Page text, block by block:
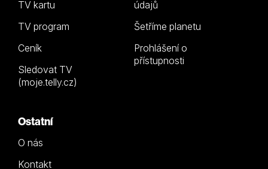
TV kartu
TV program
Ceník
Sledovat TV
(moje.telly.cz)
údajů
Šetříme planetu
Prohlášení o
přístupnosti
Ostatní
O nás
Kontakt